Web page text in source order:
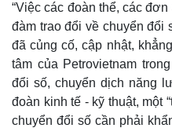
“Việc các đoàn thể, các
đàm trao đổi về chuyển đổi
đã củng cố, cập nhật,
tâm của Petrovietnam
đổi số, chuyển dịch năng
đoàn kinh tế - kỹ thuật, một
chuyển đổi số cần phải